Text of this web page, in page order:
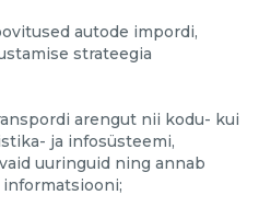
autode impordi,
strateegia
arengut nii kodu- kui
ja infosüsteemi,
uuringuid ning annab